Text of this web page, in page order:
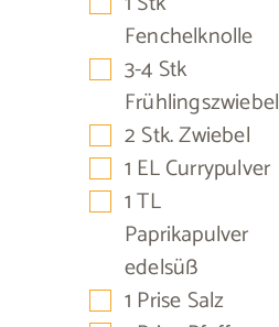
Fenchelknolle
▢
3-4 Stk
Frühlingszwiebel
▢
2 Stk.Zwiebel
▢
1 ELCurrypulver
▢
1TL
Paprikapulver
edelsüß
▢
1 Prise Salz